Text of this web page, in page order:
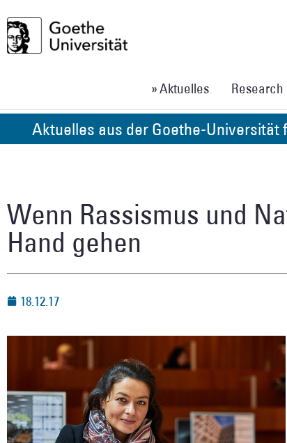
» Aktuelles Research
Aktuelles aus der Goethe-
Wenn Rassismus und
Hand gehen
18.12.17